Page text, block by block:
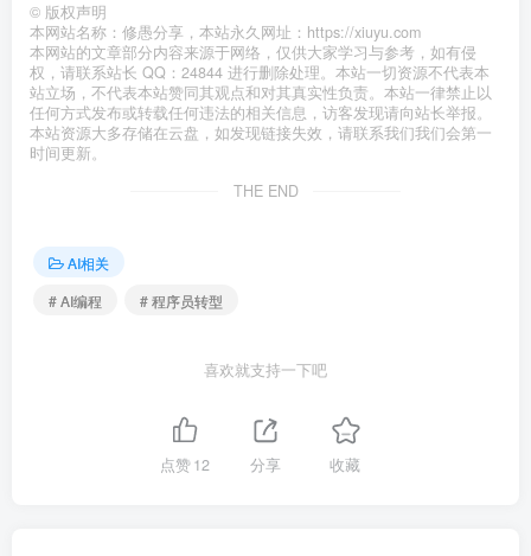
© 版权声明
本网站名称：修愚分享，本站永久网址：https://xiuyu.com
本网站的文章部分内容来源于网络，仅供大家学习与参考，如有侵
权，请联系站长 QQ：24844 进行删除处理。本站一切资源不代表本
站立场，不代表本站赞同其观点和对其真实性负责。本站一律禁止以
任何方式发布或转载任何违法的相关信息，访客发现请向站长举报。
本站资源大多存储在云盘，如发现链接失效，请联系我们我们会第一
时间更新。
THE END
AI相关
# AI编程
# 程序员转型
喜欢就支持一下吧
点赞12 分享 收藏